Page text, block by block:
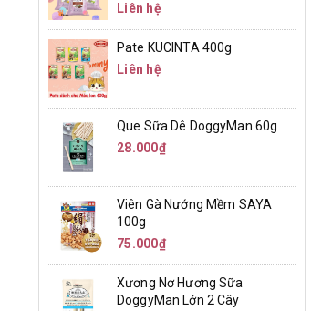
Liên hệ
Pate KUCINTA 400g
Liên hệ
Que Sữa Dê DoggyMan 60g
28.000₫
Viên Gà Nướng Mềm SAYA
100g
75.000₫
Xương Nơ Hương Sữa
DoggyMan Lớn 2 Cây